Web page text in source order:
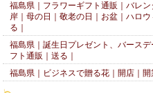
福島県｜フラワーギフト通販｜バレ
岸｜母の日｜敬老の日｜お盆｜ハロ
る｜
福島県｜誕生日プレゼント、バース
フト通販｜送る｜
福島県｜ビジネスで贈る花｜開店｜開